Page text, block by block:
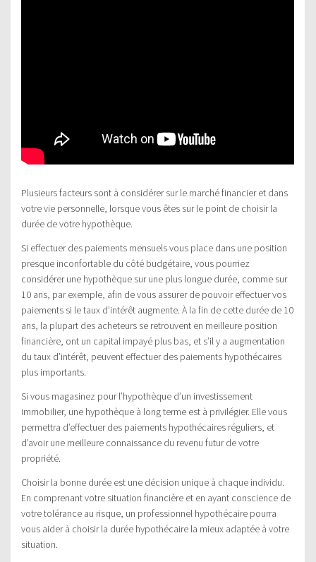
Plusieurs facteurs sont à considérer sur le marché financier et dans
votre vie personnelle, lorsque vous êtes sur le point de choisir la
durée de votre hypothèque.
Si effectuer des paiements mensuels vous place dans une position
presque inconfortable du côté budgétaire, vous pourriez
considérer une hypothèque sur une plus longue durée, comme sur
10 ans, par exemple, afin de vous assurer de pouvoir effectuer vos
paiements si le taux d’intérêt augmente. À la fin de cette durée de 10
ans, la plupart des acheteurs se retrouvent en meilleure position
financière, ont un capital impayé plus bas, et s’il y a augmentation
du taux d’intérêt, peuvent effectuer des paiements hypothécaires
plus importants.
Si vous magasinez pour l’hypothèque d’un investissement
immobilier, une hypothèque à long terme est à privilégier. Elle vous
permettra d’effectuer des paiements hypothécaires réguliers, et
d’avoir une meilleure connaissance du revenu futur de votre
propriété.
Choisir la bonne durée est une décision unique à chaque individu.
En comprenant votre situation financière et en ayant conscience de
votre tolérance au risque, un professionnel hypothécaire pourra
vous aider à choisir la durée hypothécaire la mieux adaptée à votre
situation.